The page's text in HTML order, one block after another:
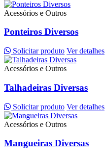
Acessórios e Outros
Ponteiros Diversos
Solicitar produto Ver detalhes
Acessórios e Outros
Talhadeiras Diversas
Solicitar produto Ver detalhes
Acessórios e Outros
Mangueiras Diversas